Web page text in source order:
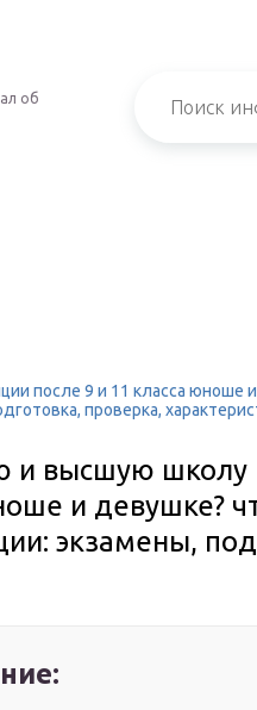
об
после 9 и 11 класса юноше
проверка,
и высшую школу
и девушке?
экзамены,